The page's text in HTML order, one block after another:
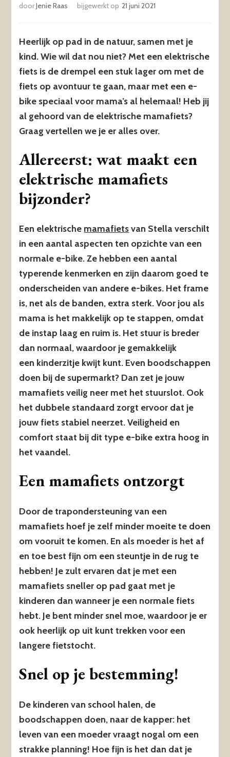
doorJenie Raas bijgewerkt op 21 juni 2021
Heerlijk op pad in de natuur, samen met je
kind. Wie wil dat nou niet? Met een elektrische
fiets is de drempel een stuk lager om met de
fiets op avontuur te gaan, maar met een e-
bike speciaal voor mama’s al helemaal! Heb jij
al gehoord van de elektrische mamafiets?
Graag vertellen we je er alles over.
Allereerst: wat maakt een
elektrische mamafiets
bijzonder?
Een elektrische mamafietsvan Stella verschilt
in een aantal aspecten ten opzichte van een
normale e-bike. Ze hebben een aantal
typerende kenmerken en zijn daarom goed te
onderscheiden van andere e-bikes. Het frame
is, net als de banden, extra sterk. Voor jou als
mama is het makkelijk op te stappen, omdat
de instap laag en ruim is. Het stuur is breder
dan normaal, waardoor je gemakkelijk
een kinderzitje kwijt kunt. Even boodschappen
doen bij de supermarkt? Dan zet je jouw
mamafiets veilig neer met het stuurslot. Ook
het dubbele standaard zorgt ervoor dat je
jouw fiets stabiel neerzet. Veiligheid en
comfort staat bij dit type e-bike extra hoog in
het vaandel.
Een mamafiets ontzorgt
Door de trapondersteuning van een
mamafiets hoef je zelf minder moeite te doen
om vooruit te komen. En als moeder is het af
en toe best fijn om een steuntje in de rug te
hebben! Je zult ervaren dat je met een
mamafiets sneller op pad gaat met je
kinderen dan wanneer je een normale fiets
hebt. Je bent minder snel moe, waardoor je er
ook heerlijk op uit kunt trekken voor een
langere fietstocht.
Snel op je bestemming!
De kinderen van school halen, de
boodschappen doen, naar de kapper: het
leven van een moeder vraagt nogal om een
strakke planning! Hoe fijn is het dan dat je